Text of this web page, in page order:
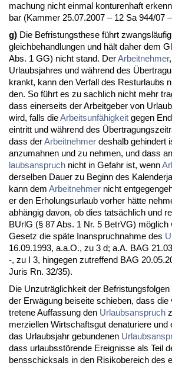
ma­chung nicht ein­mal kon­tu­ren­haft
bar (Kam­mer 25.07.2007 – 12 Sa 944/07
g) Die Be­fris­tungs­the­se führt
gleich­be­hand­lun­gen und hält da­her dem
Abs. 1 GG) nicht stand. DerAr­beit­neh­mer
Ur­laubs­jah­res und während des
krankt, kann den Ver­fall des Rest­ur­laubs
den. So führt es zu sach­lich nicht mehr
dass ei­ner­seits der Ar­beit­ge­ber von
wird, falls dieAr­beits­unfähig­keit ge­gen
ein­tritt und während des
dass derAr­beit­neh­mer des­halb ge­hin­dert
an­zu­mah­nen und zu neh­men, und dass
laubs­an­spruch nicht in Ge­fahr ist, wenn
der­sel­ben Dau­er zu Be­ginn des
kann dem Ar­beit­neh­mer nicht
er den Er­ho­lungs­ur­laub vor­her hätte
abhängig da­von, ob dies tatsächlich und
BUrlG (§ 87 Abs. 1 Nr. 5 Be­trVG) möglich
Ge­setz die späte In­an­spruch­nah­me des
16.09.1993, a.a.O., zu 3 d; a.A. BAG
-, zu I 3, hin­ge­gen zu­tref­fend BAG
Ju­ris Rn. 32/35).
Die Un­zu­träglich­keit der
der Erwägung bei­sei­te schie­ben, dass
tre­te­ne Auf­fas­sung den Ur­laubs­an­spruch
mer­zi­el­len Wirt­schafts­gut de­na­tu­rie­re
das Ur­laubs­jahr ge­bun­de­nen
dass ur­laubsstören­de Er­eig­nis­se als Teil
bens­schick­sals in den Ri­si­ko­be­reich des